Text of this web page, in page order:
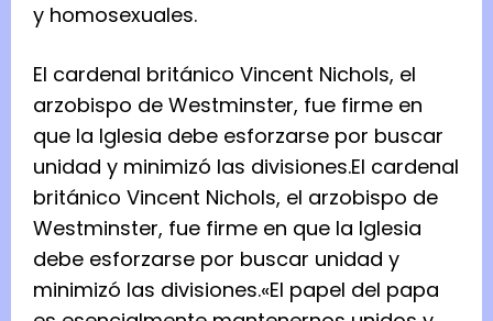
y homosexuales.
El cardenal británico Vincent Nichols, el
arzobispo de Westminster, fue firme en
que la Iglesia debe esforzarse por buscar
unidad y minimizó las divisiones.El cardenal
británico Vincent Nichols, el arzobispo de
Westminster, fue firme en que la Iglesia
debe esforzarse por buscar unidad y
minimizó las divisiones.«El papel del papa